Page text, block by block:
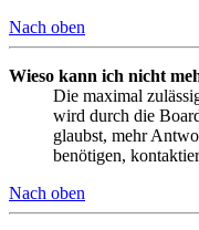
Nach oben
Wieso kann ich nicht
Die maximal
wird durch die
glaubst, mehr
benötigen,
Nach oben